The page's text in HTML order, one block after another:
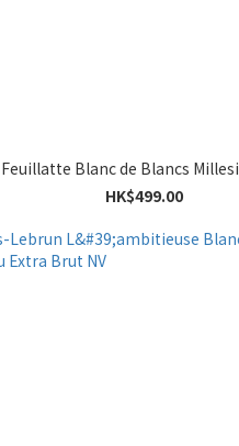
Blanc de Blancs
HK$499.00